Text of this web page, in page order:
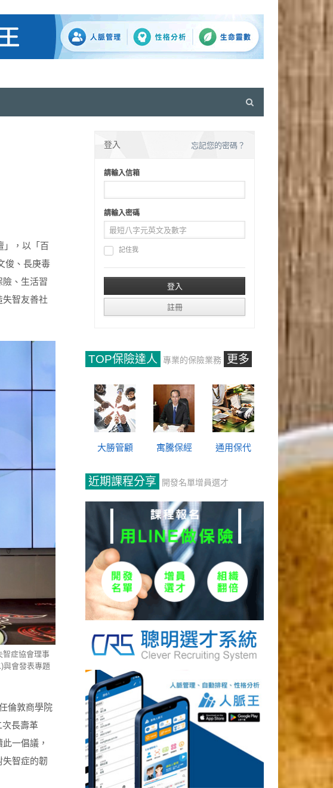
」，以「百
俊、長庚毒
、生活習
智友善社
智症協會理事
與會發表專題
倫敦商學院
次長壽革
一倡議，
智症的韌
登入 忘記您的密碼？
請輸入信箱
請輸入密碼
記住我
TOP保險達人 專業的保險業務 更多
大勝管顧 寓騰保經 通用保代
近期課程分享 開發名單增員選才